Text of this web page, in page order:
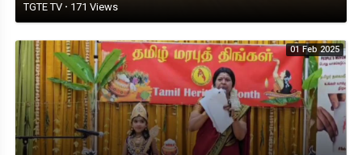
TGTE TV · 171 Views
01 Feb 2025